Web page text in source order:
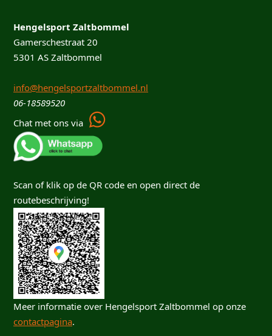
Hengelsport Zaltbommel
Gamerschestraat 20
5301 AS Zaltbommel
info@hengelsportzaltbommel.nl
06-18589520
Chat met ons via
Scan of klik op de QR code en open direct de
routebeschrijving!
Meer informatie over Hengelsport Zaltbommel op onze
contactpagina.